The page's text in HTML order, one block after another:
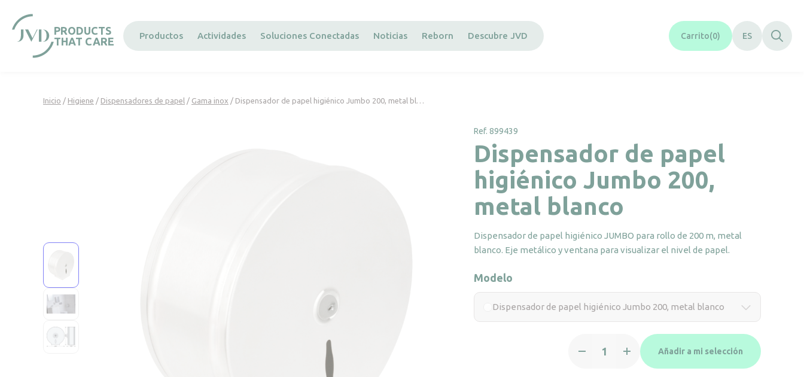
PRODUCTS
THAT CARE
Productos Actividades Soluciones Conectadas Noticias Reborn Descubre JVD Carrito 0 ES
Inicio / Higiene / Dispensadores de papel / Gama inox / Dispensador de papel higiénico Jumbo 200, metal bl…
Ref. 899439
Dispensador de papel
higiénico Jumbo 200,
metal blanco
Dispensador de papel higiénico JUMBO para rollo de 200 m, metal
blanco. Eje metálico y ventana para visualizar el nivel de papel.
Modelo
Dispensador de papel higiénico Jumbo 200, metal blanco
Añadir a mi selección